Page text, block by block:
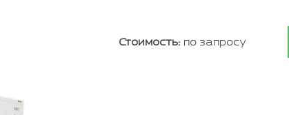
Стоимость: по запросу